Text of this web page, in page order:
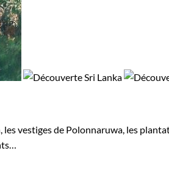
vestiges de Polonnaruwa, les